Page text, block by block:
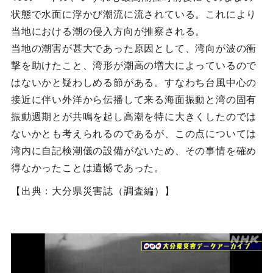
状態で水面に浮かび潮流に流されている。これにより
当地における潮の侵入方向が推察される。
当地の潮害が甚大であった原因として、湾向が波の衝
撃を助けたこと、湾形が潮高の増大によっているので
はないかと疑わしめる節がある。すなわち台風中心の
接近に伴い外洋から伝播して来る海面振動と湾の固有
振動週期とが共鳴を起し高潮を特に大きくしたのでは
ないかとも考えられるのであるが、この点については
湾内に自記検潮儀の設備がないため、その事情を確め
得なかったことは遺憾であった。
【出典：大分県災害誌（調査編）】